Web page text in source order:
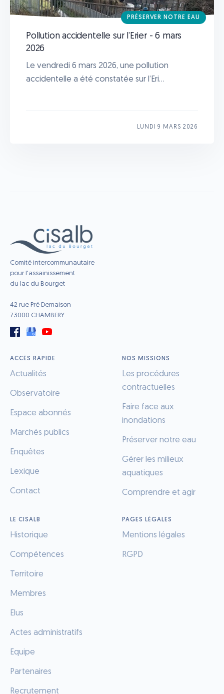
PRÉSERVER NOTRE EAU
Pollution accidentelle sur l’Erier - 6 mars
2026
Le vendredi 6 mars 2026, une pollution
accidentelle a été constatée sur l’Eri...
LUNDI 9 MARS 2026
Comité intercommunautaire
pour l'assainissement
du lac du Bourget
42 rue Pré Demaison
73000 CHAMBERY
ACCÈS RAPIDE
Actualités
Observatoire
Espace abonnés
Marchés publics
Enquêtes
Lexique
Contact
NOS MISSIONS
Les procédures
contractuelles
Faire face aux
inondations
Préserver notre eau
Gérer les milieux
aquatiques
Comprendre et agir
LE CISALB
Historique
Compétences
Territoire
Membres
Elus
Actes administratifs
Equipe
Partenaires
Recrutement
PAGES LÉGALES
Mentions légales
RGPD